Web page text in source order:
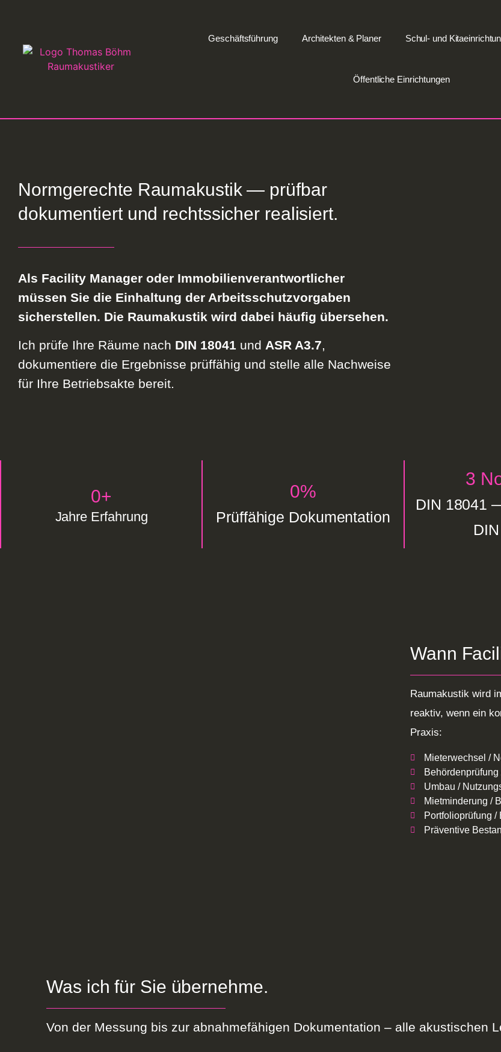
Geschäftsführung Architekten & Planer Schul- und
Öffentliche Einrichtungen
Normgerechte Raumakustik — prüfbar
dokumentiert und rechtssicher realisiert.
Als Facility Manager oder Immobilienverantwortlicher
müssen Sie die Einhaltung der Arbeitsschutzvorgaben
sicherstellen. Die Raumakustik wird dabei häufig übersehen.
Ich prüfe Ihre Räume nach DIN 18041 und ASR A3.7
dokumentiere die Ergebnisse prüffähig und stelle alle Nachweise
für Ihre Betriebsakte bereit.
Jahre Erfahrung
0+ 0%
Prüffähige Dokumentation
3
DIN 18041
Wann
Raumakustik wird
reaktiv, wenn ein
Praxis:
Mieterwechsel /
Umbau /
Mietminderung /
Portfolioprüfung /
Präventive
Was ich für Sie übernehme.
Von der Messung bis zur abnahmefähigen Dokumentation – alle akustischen